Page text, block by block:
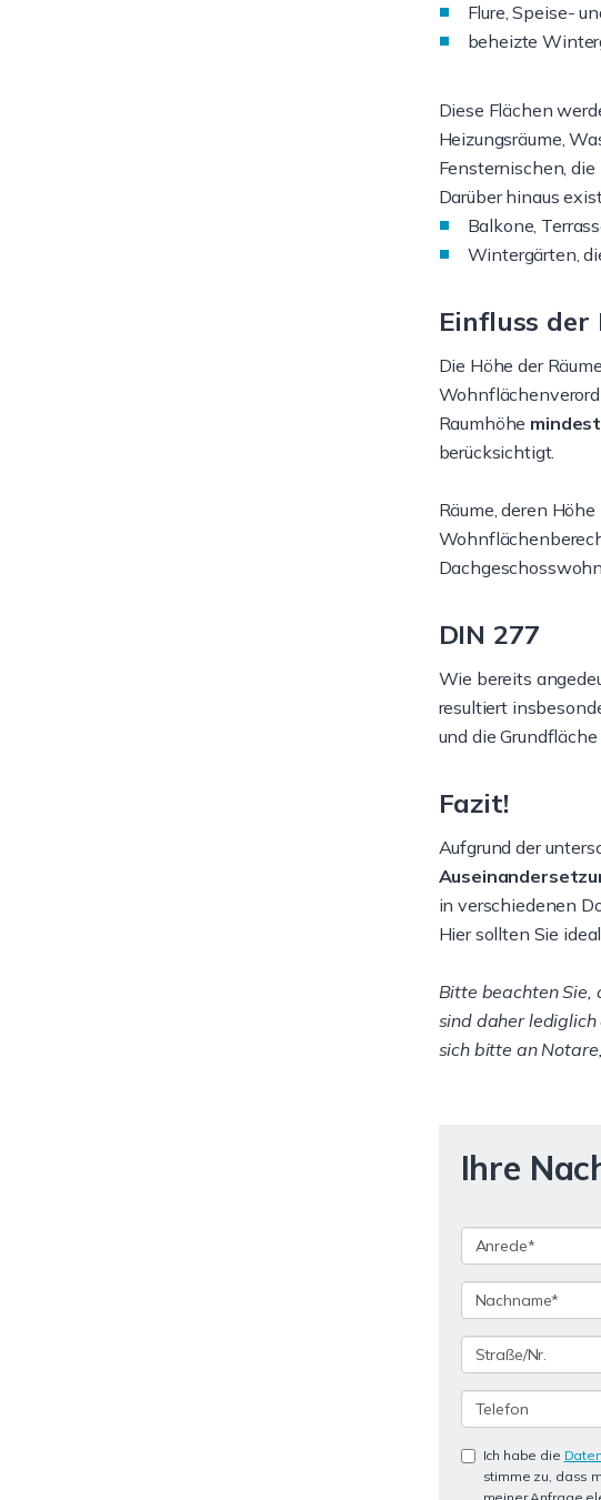
Flure, Speise-
beheizte
Diese Flächen
Heizungsräume,
Fensternischen,
Darüber hinaus
Balkone,
Wintergärten,
Einfluss der
Die Höhe der
Raumhöhe
berücksichtigt.
Räume, deren Höhe
DIN 277
Wie bereits
resultiert
und die
Fazit!
Aufgrund der
in verschiedenen
Hier sollten Sie
Bitte beachten Sie,
sind daher
sich bitte an
Ihre
Ich habe die
stimme zu, dass